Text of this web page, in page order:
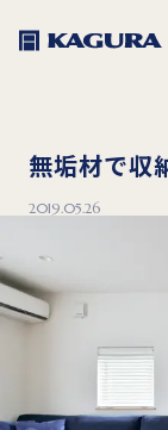
無垢材で収
2019.05.26